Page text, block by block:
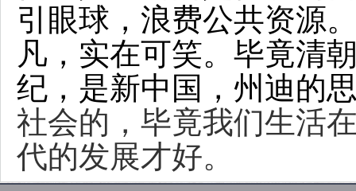
引眼球，浪费公共资源
凡，实在可笑。毕竟清
纪，是新中国，州迪的
社会的，毕竟我们生活
代的发展才好。